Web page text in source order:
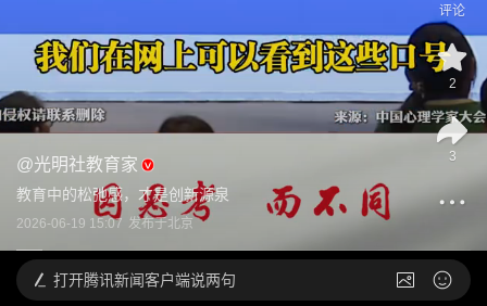
@光明社教育家
教育中的松弛感，才是创新源泉
2026-06-19 15:07 发布于北京
评论
2
3
打开腾讯新闻客户端说两句